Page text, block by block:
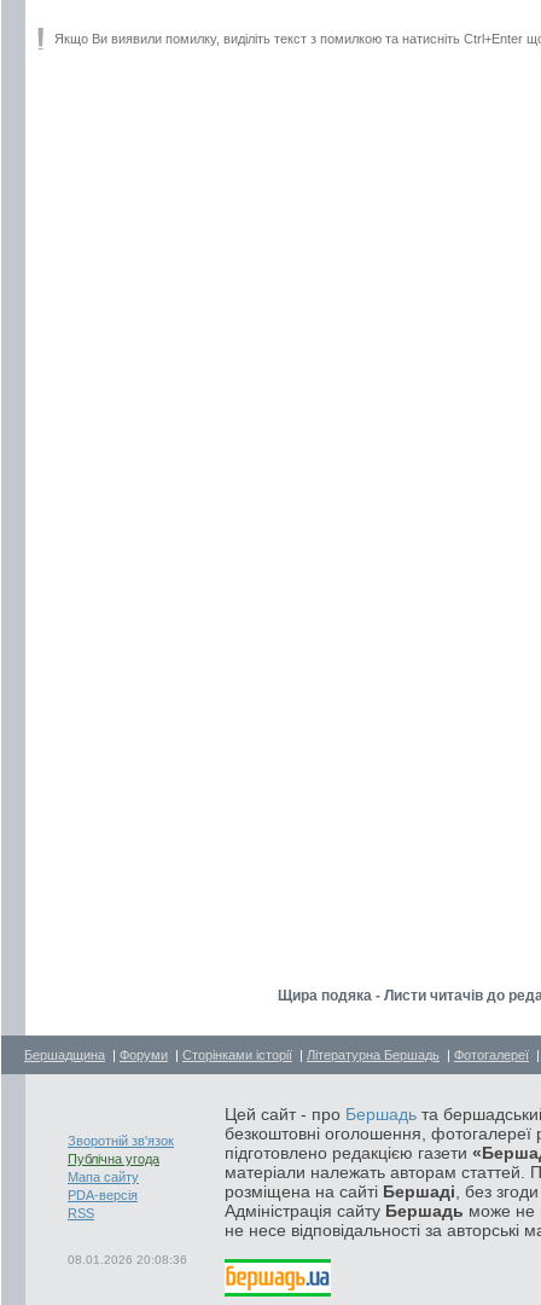
Якщо Ви виявили помилку, виділіть текст з помилкою та натисніть Ctrl+Enter
Щира подяка - Листи читачів до
Бершадщина | Форуми | Сторінками історії | Літературна Бершадь | Фотогалереї
Зворотній зв'язок
Публічна угода
Мапа сайту
PDA-версія
RSS
08.01.2026 20:08:36
Цей сайт - про Бершадь та
безкоштовні оголошення, фотогалереї
підготовлено редакцією газети
матеріали належать авторам статтей.
розміщена на сайті Бершаді , без
Адміністрація сайту Бершадь може не
не несе відповідальності за авторські